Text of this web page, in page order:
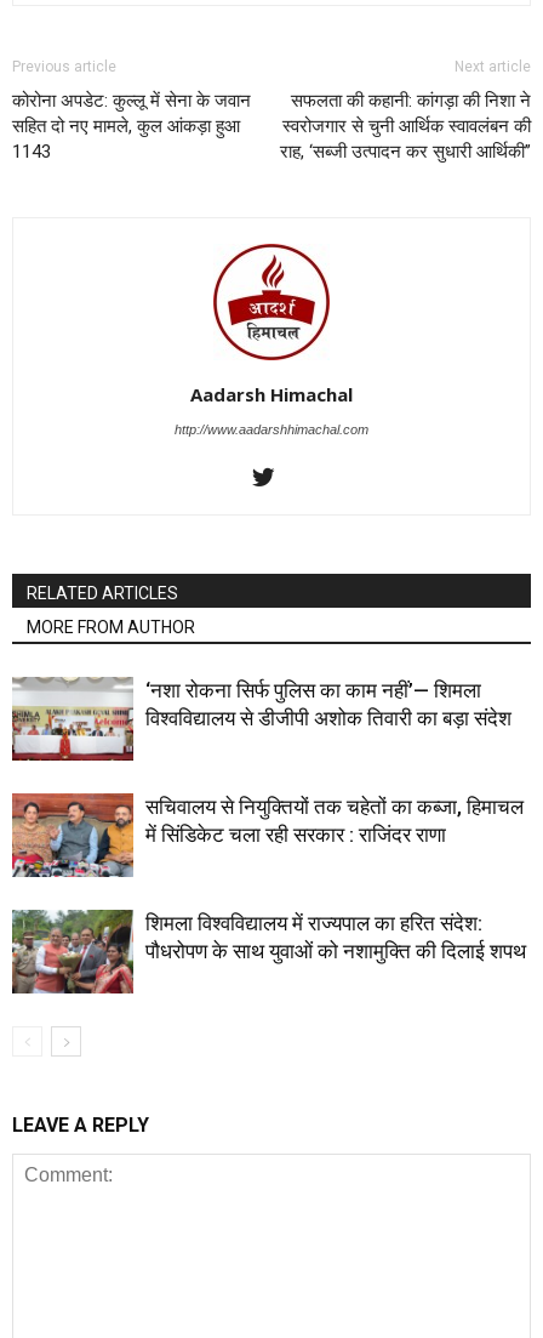
Previous article
कोरोना अपडेट: कुल्लू में सेना के जवान
सहित दो नए मामले, कुल आंकड़ा हुआ
1143
Next article
सफलता की कहानी: कांगड़ा की निशा ने
स्वरोजगार से चुनी आर्थिक स्वावलंबन की
राह, ‘सब्जी उत्पादन कर सुधारी आर्थिकी’’
Aadarsh Himachal
http://www.aadarshhimachal.com
RELATED ARTICLES
MORE FROM AUTHOR
‘नशा रोकना सिर्फ पुलिस का काम नहीं’— शिमला
विश्वविद्यालय से डीजीपी अशोक तिवारी का बड़ा संदेश
सचिवालय से नियुक्तियों तक चहेतों का कब्जा, हिमाचल
में सिंडिकेट चला रही सरकार : राजिंदर राणा
शिमला विश्वविद्यालय में राज्यपाल का हरित संदेश:
पौधरोपण के साथ युवाओं को नशामुक्ति की दिलाई शपथ
LEAVE A REPLY